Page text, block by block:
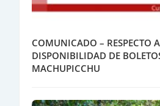
COMUNICADO – RESPECTO
DISPONIBILIDAD DE
MACHUPICCHU